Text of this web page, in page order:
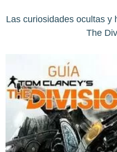
Las curiosidades ocultas y
The